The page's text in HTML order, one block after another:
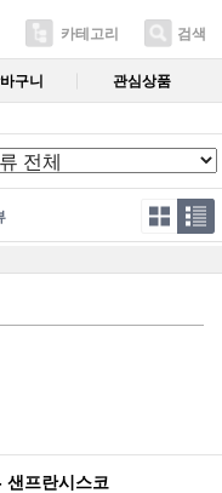
카테고리 검색
구니 관심상품
샌프란시스코